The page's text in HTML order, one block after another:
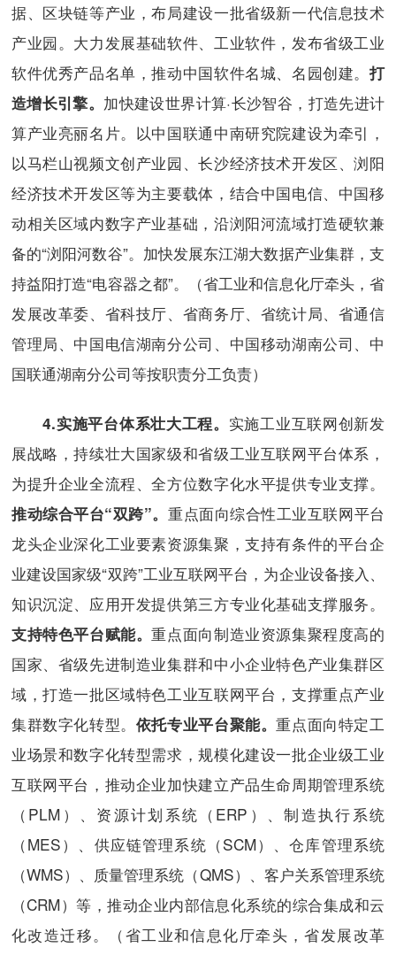
据、区块链等产业，布局建设一批省级新一代信息技术
产业园。大力发展基础软件、工业软件，发布省级工业
软件优秀产品名单，推动中国软件名城、名园创建。打
造增长引擎。 加快建设世界计算·长沙智谷，打造先进计
算产业亮丽名片。以中国联通中南研究院建设为牵引，
以马栏山视频文创产业园、长沙经济技术开发区、浏阳
经济技术开发区等为主要载体，结合中国电信、中国移
动相关区域内数字产业基础，沿浏阳河流域打造硬软兼
备的“浏阳河数谷”。加快发展东江湖大数据产业集群，支
持益阳打造“电容器之都”。（省工业和信息化厅牵头，省
发展改革委、省科技厅、省商务厅、省统计局、省通信
管理局、中国电信湖南分公司、中国移动湖南公司、中
国联通湖南分公司等按职责分工负责）
4.实施平台体系壮大工程。 实施工业互联网创新发
展战略，持续壮大国家级和省级工业互联网平台体系，
为提升企业全流程、全方位数字化水平提供专业支撑。
推动综合平台“双跨”。 重点面向综合性工业互联网平台
龙头企业深化工业要素资源集聚，支持有条件的平台企
业建设国家级“双跨”工业互联网平台，为企业设备接入、
知识沉淀、应用开发提供第三方专业化基础支撑服务。
支持特色平台赋能。重点面向制造业资源集聚程度高的
国家、省级先进制造业集群和中小企业特色产业集群区
域，打造一批区域特色工业互联网平台，支撑重点产业
集群数字化转型。 依托专业平台聚能。重点面向特定工
业场景和数字化转型需求，规模化建设一批企业级工业
互联网平台，推动企业加快建立产品生命周期管理系统
（PLM）、资源计划系统（ERP）、制造执行系统
（MES）、供应链管理系统（SCM）、仓库管理系统
（WMS）、质量管理系统（QMS）、客户关系管理系统
（CRM）等，推动企业内部信息化系统的综合集成和云
化改造迁移。（省工业和信息化厅牵头，省发展改革